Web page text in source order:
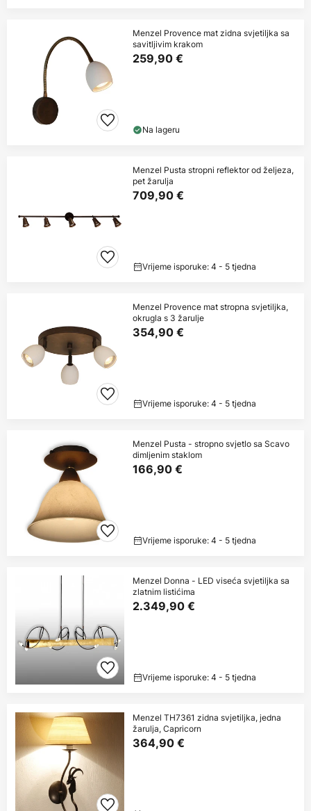
Menzel Provence mat zidna svjetiljka sa
savitljivim krakom
259,90 €
Na lageru
Menzel Pusta stropni reflektor od željeza,
pet žarulja
709,90 €
Vrijeme isporuke: 4 - 5 tjedna
Menzel Provence mat stropna svjetiljka,
okrugla s 3 žarulje
354,90 €
Vrijeme isporuke: 4 - 5 tjedna
Menzel Pusta - stropno svjetlo sa Scavo
dimljenim staklom
166,90 €
Vrijeme isporuke: 4 - 5 tjedna
Menzel Donna - LED viseća svjetiljka sa
zlatnim listićima
2.349,90 €
Vrijeme isporuke: 4 - 5 tjedna
Menzel TH7361 zidna svjetiljka, jedna
žarulja, Capricorn
364,90 €